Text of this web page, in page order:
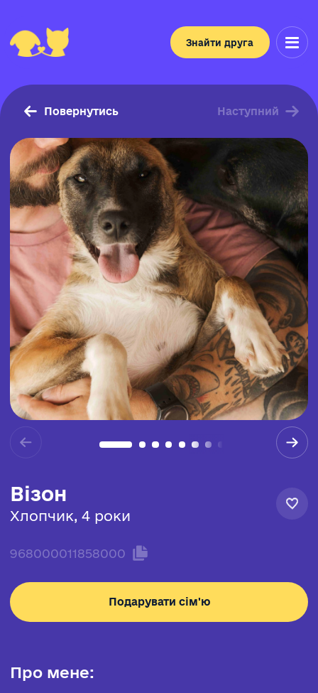
Знайти друга
Повернутись Наступний
Візон
Хлопчик, 4 роки
968000011858000
Подарувати сім'ю
Про мене: